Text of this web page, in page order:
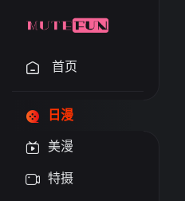
首页
日漫
美漫
特摄